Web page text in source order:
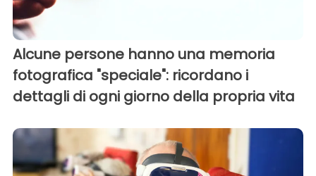
Alcune persone hanno una memoria
fotografica "speciale": ricordano i
dettagli di ogni giorno della propria vita